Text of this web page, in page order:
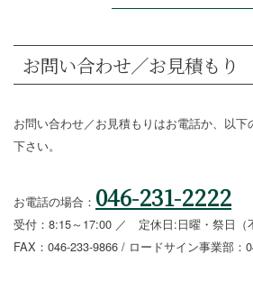
お問い合わせ／お見積もり
お問い合わせ／お見積もりはお電話か、以
下さい。
お電話の場合： 046-231-2222
受付：8:15～17:00 ／ 定休日:日曜・祭日（
FAX：046-233-9866 / ロードサイン事業部：